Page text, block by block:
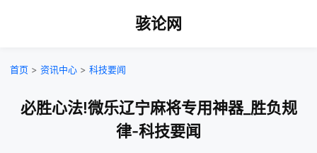
骇论网
首页 > 资讯中心 > 科技要闻
必胜心法!微乐辽宁麻将专用神器_胜负规
律-科技要闻